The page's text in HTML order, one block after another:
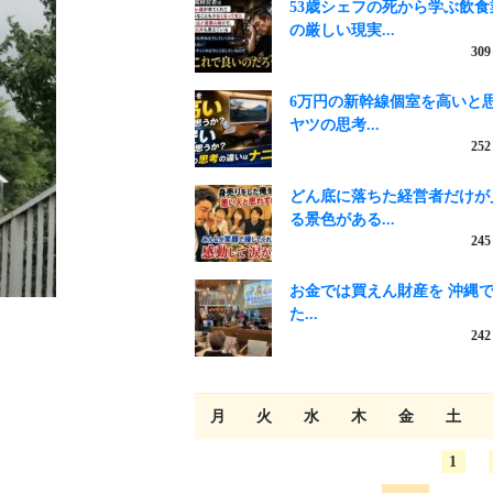
53歳シェフの死から学ぶ飲食
の厳しい現実...
6万円の新幹線個室を高いと
ヤツの思考...
どん底に落ちた経営者だけが
る景色がある...
お金では買えん財産を 沖縄
た...
月 火 水 木 金 土
1